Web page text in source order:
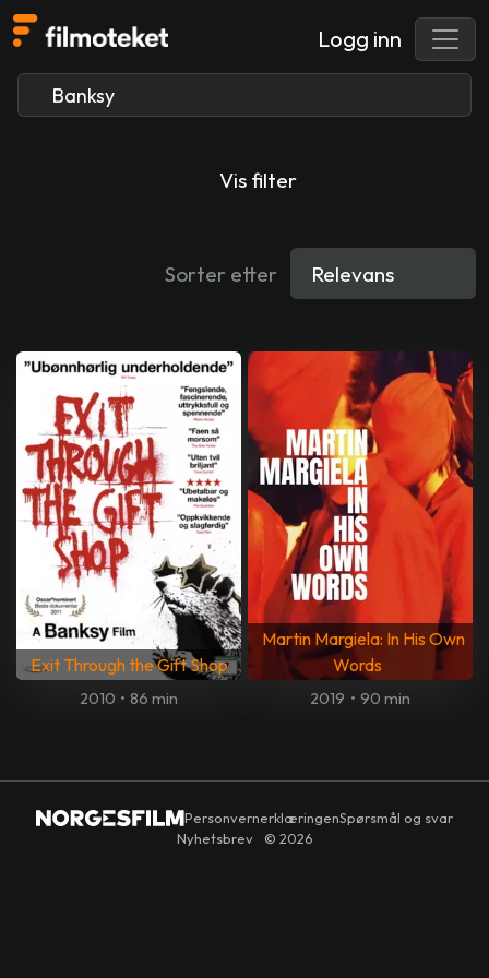
Logg inn
Vis filter
Sorter etter
Exit Through the Gift Shop
2010 • 86 min
Martin Margiela: In His Own
Words
2019 • 90 min
PersonvernerklæringenSpørsmål og svar
Nyhetsbrev
© 2026